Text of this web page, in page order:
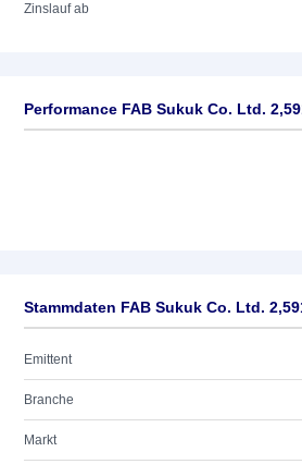
Zinslauf ab
Performance FAB Sukuk Co. Ltd.
Stammdaten FAB Sukuk Co. Ltd.
Emittent
Branche
Markt